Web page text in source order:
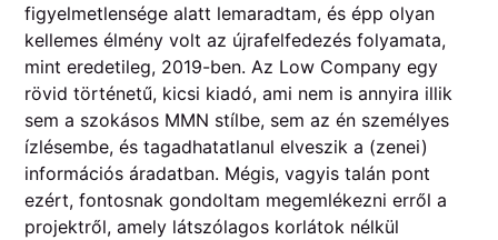
figyelmetlensége alatt lemaradtam, és épp olyan
kellemes élmény volt az újrafelfedezés folyamata,
mint eredetileg, 2019-ben. Az Low Company egy
rövid történetű, kicsi kiadó, ami nem is annyira illik
sem a szokásos MMN stílbe, sem az én személyes
ízlésembe, és tagadhatatlanul elveszik a (zenei)
információs áradatban. Mégis, vagyis talán pont
ezért, fontosnak gondoltam megemlékezni erről a
projektről, amely látszólagos korlátok nélkül